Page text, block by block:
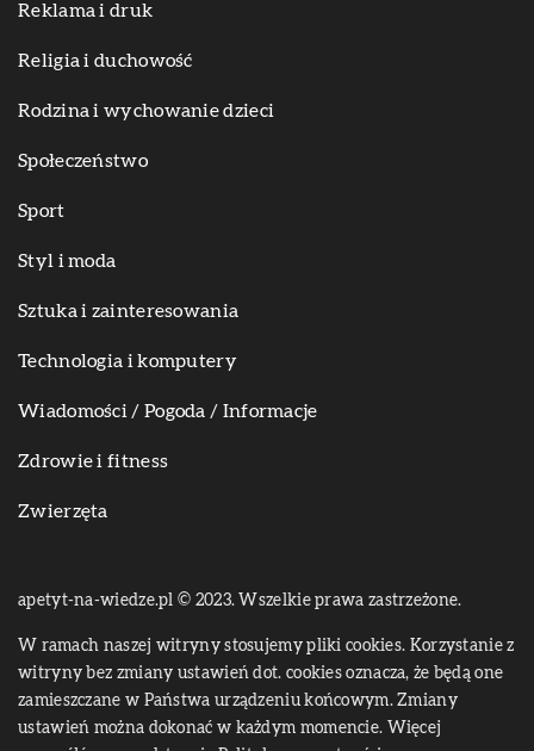
Reklama i druk
Religia i duchowość
Rodzina i wychowanie dzieci
Społeczeństwo
Sport
Styl i moda
Sztuka i zainteresowania
Technologia i komputery
Wiadomości / Pogoda / Informacje
Zdrowie i fitness
Zwierzęta
apetyt-na-wiedze.pl © 2023. Wszelkie prawa zastrzeżone.
W ramach naszej witryny stosujemy pliki cookies. Korzystanie z
witryny bez zmiany ustawień dot. cookies oznacza, że będą one
zamieszczane w Państwa urządzeniu końcowym. Zmiany
ustawień można dokonać w każdym momencie. Więcej